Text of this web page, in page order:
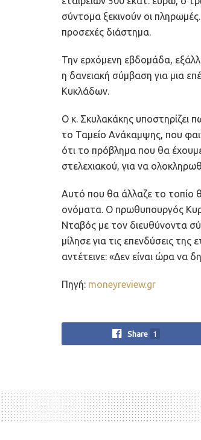
σύντομα ξεκινούν οι
προσεχές διάστημα.
Την ερχόμενη εβδομάδα,
η δανειακή σύμβαση για μια
Κυκλάδων.
Ο κ. Σκυλακάκης υποστηρίζει
το Ταμείο Ανάκαμψης, που
ότι το πρόβλημα που θα
στελεχιακού, για να
Αυτό που θα άλλαζε το τοπίο
ονόματα. Ο πρωθυπουργός
Νταβός με τον διευθύνοντα
μίλησε για τις επενδύσεις
αντέτεινε: «Δεν είναι ώρα να
Πηγή: moneyreview.gr
Share 1